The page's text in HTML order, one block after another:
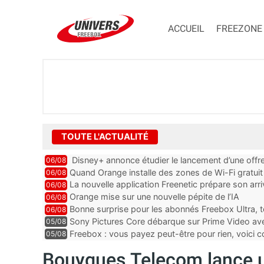
ACCUEIL FREEZONE
TOUTE L'ACTUALITÉ
06/08 Disney+ annonce étudier le lancement d’une
06/08 Quand Orange installe des zones de Wi-Fi
06/08 La nouvelle application Freenetic prépare son
abonnés Freebox, testez la
06/08 Orange mise sur une nouvelle pépite de l’IA
06/08 Bonne surprise pour les abonnés Freebox Ultra,
inclus
05/08 Sony Pictures Core débarque sur Prime Video
05/08 Freebox : vous payez peut-être pour rien, voici